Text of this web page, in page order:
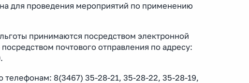
для проведения мероприятий по применению
принимаются посредством электронной
почтового отправления по адресу:
8(3467) 35-28-21, 35-28-22, 35-28-19,